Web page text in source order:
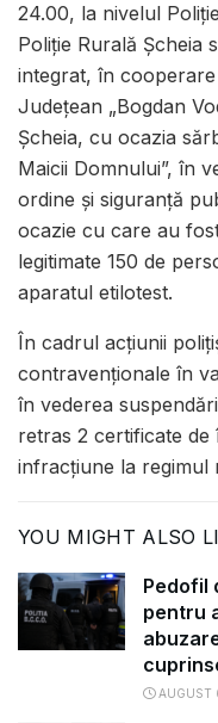
24.00, la nivelul
Poliție Rurală Șcheia
integrat, în
Județean „Bogdan
Șcheia, cu ocazia
Maicii Domnului”, în
ordine și siguranță
ocazie cu care au
legitimate 150 de
aparatul etilotest.
În cadrul acțiunii
contravenționale în
în vederea
retras 2 certificate de
infracțiune la regimul
YOU MIGHT ALSO
Pedofil
pentru
AUGUST